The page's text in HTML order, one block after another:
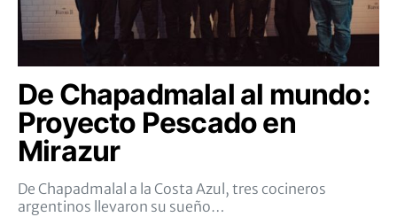
De Chapadmalal al mundo:
Proyecto Pescado en
Mirazur
De Chapadmalal a la Costa Azul, tres cocineros
argentinos llevaron su sueño…